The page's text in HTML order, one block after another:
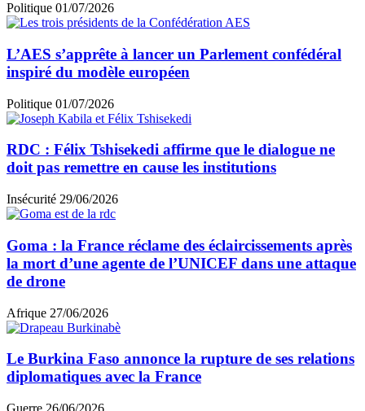
Politique 01/07/2026
L’AES s’apprête à lancer un Parlement confédéral
inspiré du modèle européen
Politique 01/07/2026
RDC : Félix Tshisekedi affirme que le dialogue ne
doit pas remettre en cause les institutions
Insécurité 29/06/2026
Goma : la France réclame des éclaircissements après
la mort d’une agente de l’UNICEF dans une attaque
de drone
Afrique 27/06/2026
Le Burkina Faso annonce la rupture de ses relations
diplomatiques avec la France
Guerre 26/06/2026